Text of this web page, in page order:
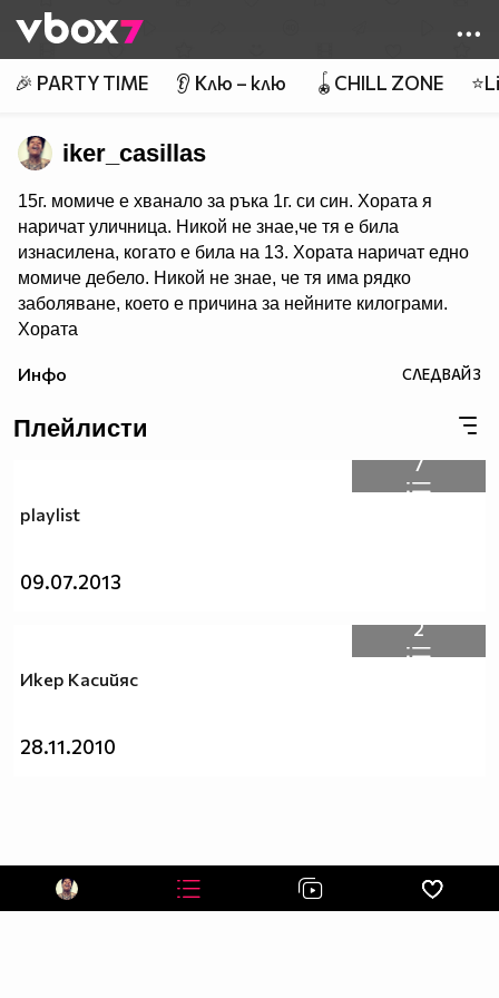
👾
🎉 PARTY TIME 👂 Клю – клю 🪀CHILL ZONE
iker_casillas
15г. момиче е хванало за ръка 1г. си син. Хората я
наричат уличница. Никой не знае,че тя е била
изнасилена, когато е била на 13. Хората наричат едно
момиче дебело. Никой не знае, че тя има рядко
заболяване, което е причина за нейните килограми.
Хората
той е имал сериозен инцидент, който е засегнал лицето
на стената си, ако сте против тормоза и
стереотипа. 95% от вас няма да го направят.
Инфо СЛЕДВАЙ3
Плейлисти
7
playlist
09.07.2013
2
Икер Касийяс
28.11.2010